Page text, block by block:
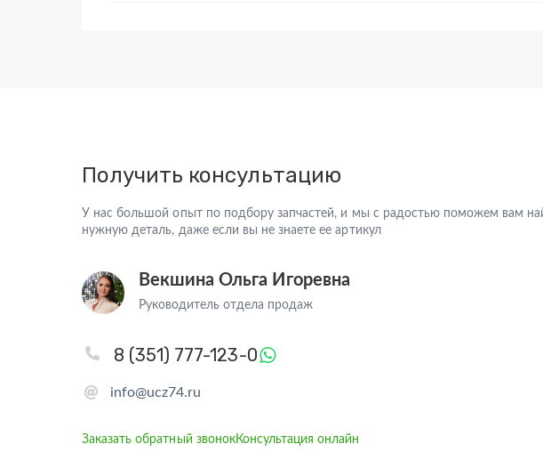
Получить консультацию
У нас большой опыт по подбору запчастей, и мы с радостью поможем вам
нужную деталь, даже если вы не знаете ее артикул
Векшина Ольга Игоревна
Руководитель отдела продаж
info@ucz74.ru
8 (351) 777-123-0
Заказать обратный звонокКонсультация онлайн